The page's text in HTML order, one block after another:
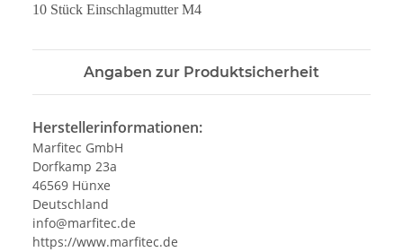
10 Stück Einschlagmutter M4
Angaben zur Produktsicherheit
Herstellerinformationen:
Marfitec GmbH
Dorfkamp 23a
46569 Hünxe
Deutschland
info@marfitec.de
https://www.marfitec.de